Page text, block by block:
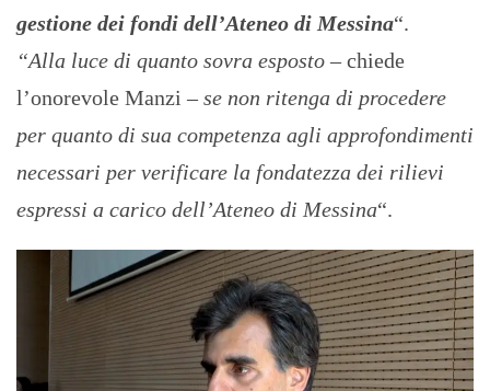
gestione dei fondi dell’Ateneo di Messina“.
“Alla luce di quanto sovra esposto– chiede
l’onorevole Manzi –se non ritenga di procedere
per quanto di sua competenza agli approfondimenti
necessari per verificare la fondatezza dei rilievi
espressi a carico dell’Ateneo di Messina“.